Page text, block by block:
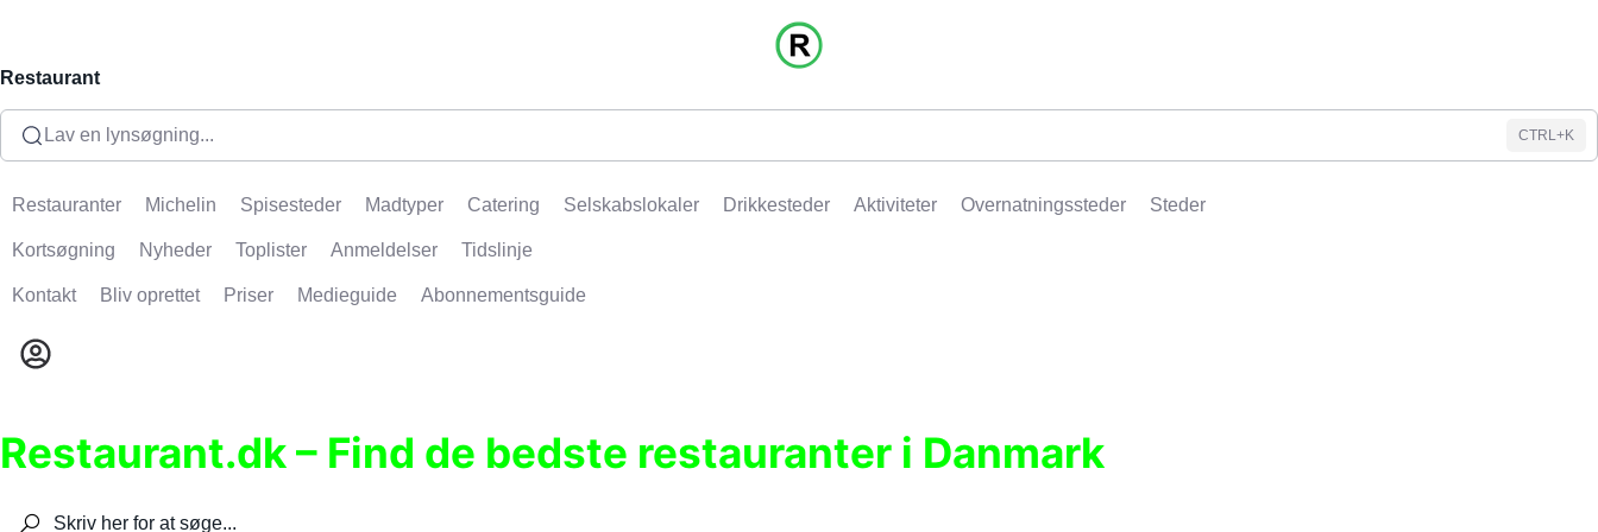
Restaurant
Lav en lynsøgning... CTRL+K
Restauranter Michelin Spisesteder Madtyper Catering Selskabslokaler Drikkesteder Aktiviteter Overnatningssteder Steder
Kortsøgning Nyheder Toplister Anmeldelser Tidslinje
Kontakt Bliv oprettet Priser Medieguide Abonnementsguide
Restaurant.dk – Find de bedste restauranter i Danmark